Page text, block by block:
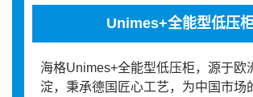
Unimes+全能型低压
海格Unimes+全能型低压柜，源于欧
淀，秉承德国匠心工艺，为中国市场